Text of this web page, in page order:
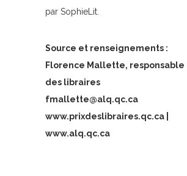
par SophieLit.
Source et renseignements :
Florence Mallette, responsable
des libraires
fmallette@alq.qc.ca
www.prixdeslibraires.qc.ca |
www.alq.qc.ca